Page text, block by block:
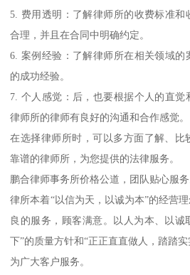
5. 费用透明：了解律师所的收费标准和
合理，并且在合同中明确约定。
6. 案例经验：了解律师所在相关领域
的成功经验。
7. 个人感觉：后，也要根据个人的直
律师所的律师有良好的沟通和合作感觉。
在选择律师所时，可以多方面了解、比
靠谱的律师所，为您提供的法律服务。
鹏合律师事务所价格公道，团队贴心服务
律所本着“以信为天，以诚为本”的经营
良的服务，顾客满意。以人为本、以诚
下”的质量方针和“正正直直做人，踏踏实
为广大客户服务。